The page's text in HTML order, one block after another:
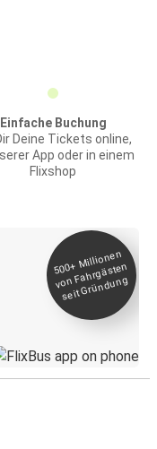
Einfache Buchung
Deine Tickets online,
App oder in einem
Flixshop
500+
Millionen
von Fahrgästen
seit
Gründung